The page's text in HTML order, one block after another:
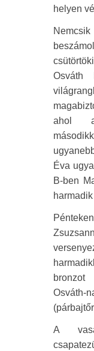
helyen
Osváth
ahol
Éva
B-ben
Osváth-
A